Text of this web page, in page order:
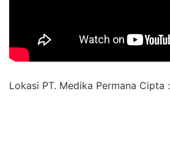
Lokasi PT. Medika Permana Cipta :